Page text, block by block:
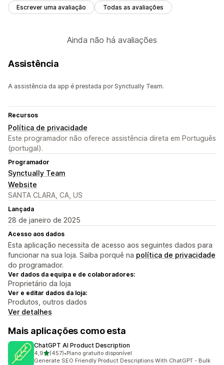
Escrever uma avaliação Todas as avaliações
Ainda não há avaliações
Assistência
A assistência da app é prestada por Synctually Team.
Recursos
Política de privacidade
Este programador não oferece assistência direta em Português
(portugal).
Programador
Synctually Team
Website
SANTA CLARA, CA, US
Lançada
28 de janeiro de 2025
Acesso aos dados
Esta aplicação necessita de acesso aos seguintes dados para
funcionar na sua loja. Saiba porquê na política de privacidade
do programador.
Ver dados da equipa e de colaboradores:
Proprietário da loja
Ver e editar dados da loja:
Produtos, outros dados
Ver detalhes
Mais aplicações como esta
ChatGPT AI Product Description
4,9de 5 estrelas
(457)
457 total de avaliações
•Plano gratuito disponível
Generate SEO Friendly Product Descriptions With ChatGPT - Bulk